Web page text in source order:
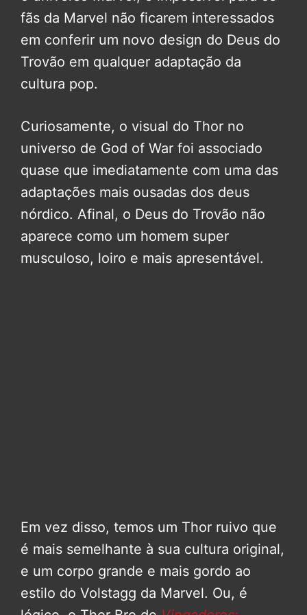
fãs da Marvel não ficarem interessados
em conferir um novo design do Deus do
Trovão em qualquer adaptação da
cultura pop.
Curiosamente, o visual do Thor no
universo de God of War foi associado
quase que imediatamente com uma das
adaptações mais ousadas dos deus
nórdico. Afinal, o Deus do Trovão não
aparece como um homem super
musculoso, loiro e mais apresentável.
Em vez disso, temos um Thor ruivo que
é mais semelhante à sua cultura original,
e um corpo grande e mais gordo ao
estilo do Volstagg da Marvel. Ou, é